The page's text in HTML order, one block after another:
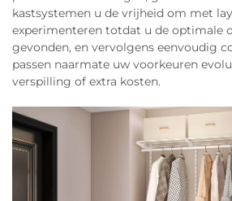
kastsystemen u de vrijheid om met
experimenteren totdat u de optimale
gevonden, en vervolgens eenvoudig
passen naarmate uw voorkeuren
verspilling of extra kosten.